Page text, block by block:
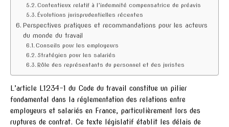
Contentieux relatif à l’indemnité compensatrice de préavis
Évolutions jurisprudentielles récentes
Perspectives pratiques et recommandations pour les acteurs
du monde du travail
Conseils pour les employeurs
Stratégies pour les salariés
Rôle des représentants du personnel et des juristes
L’article L1234-1 du Code du travail constitue un pilier
fondamental dans la réglementation des relations entre
employeurs et salariés en France, particulièrement lors des
ruptures de contrat. Ce texte législatif établit les délais de